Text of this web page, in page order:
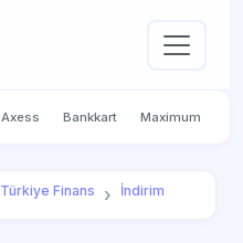
Axess Bankkart Maximum
Türkiye Finans İndirim